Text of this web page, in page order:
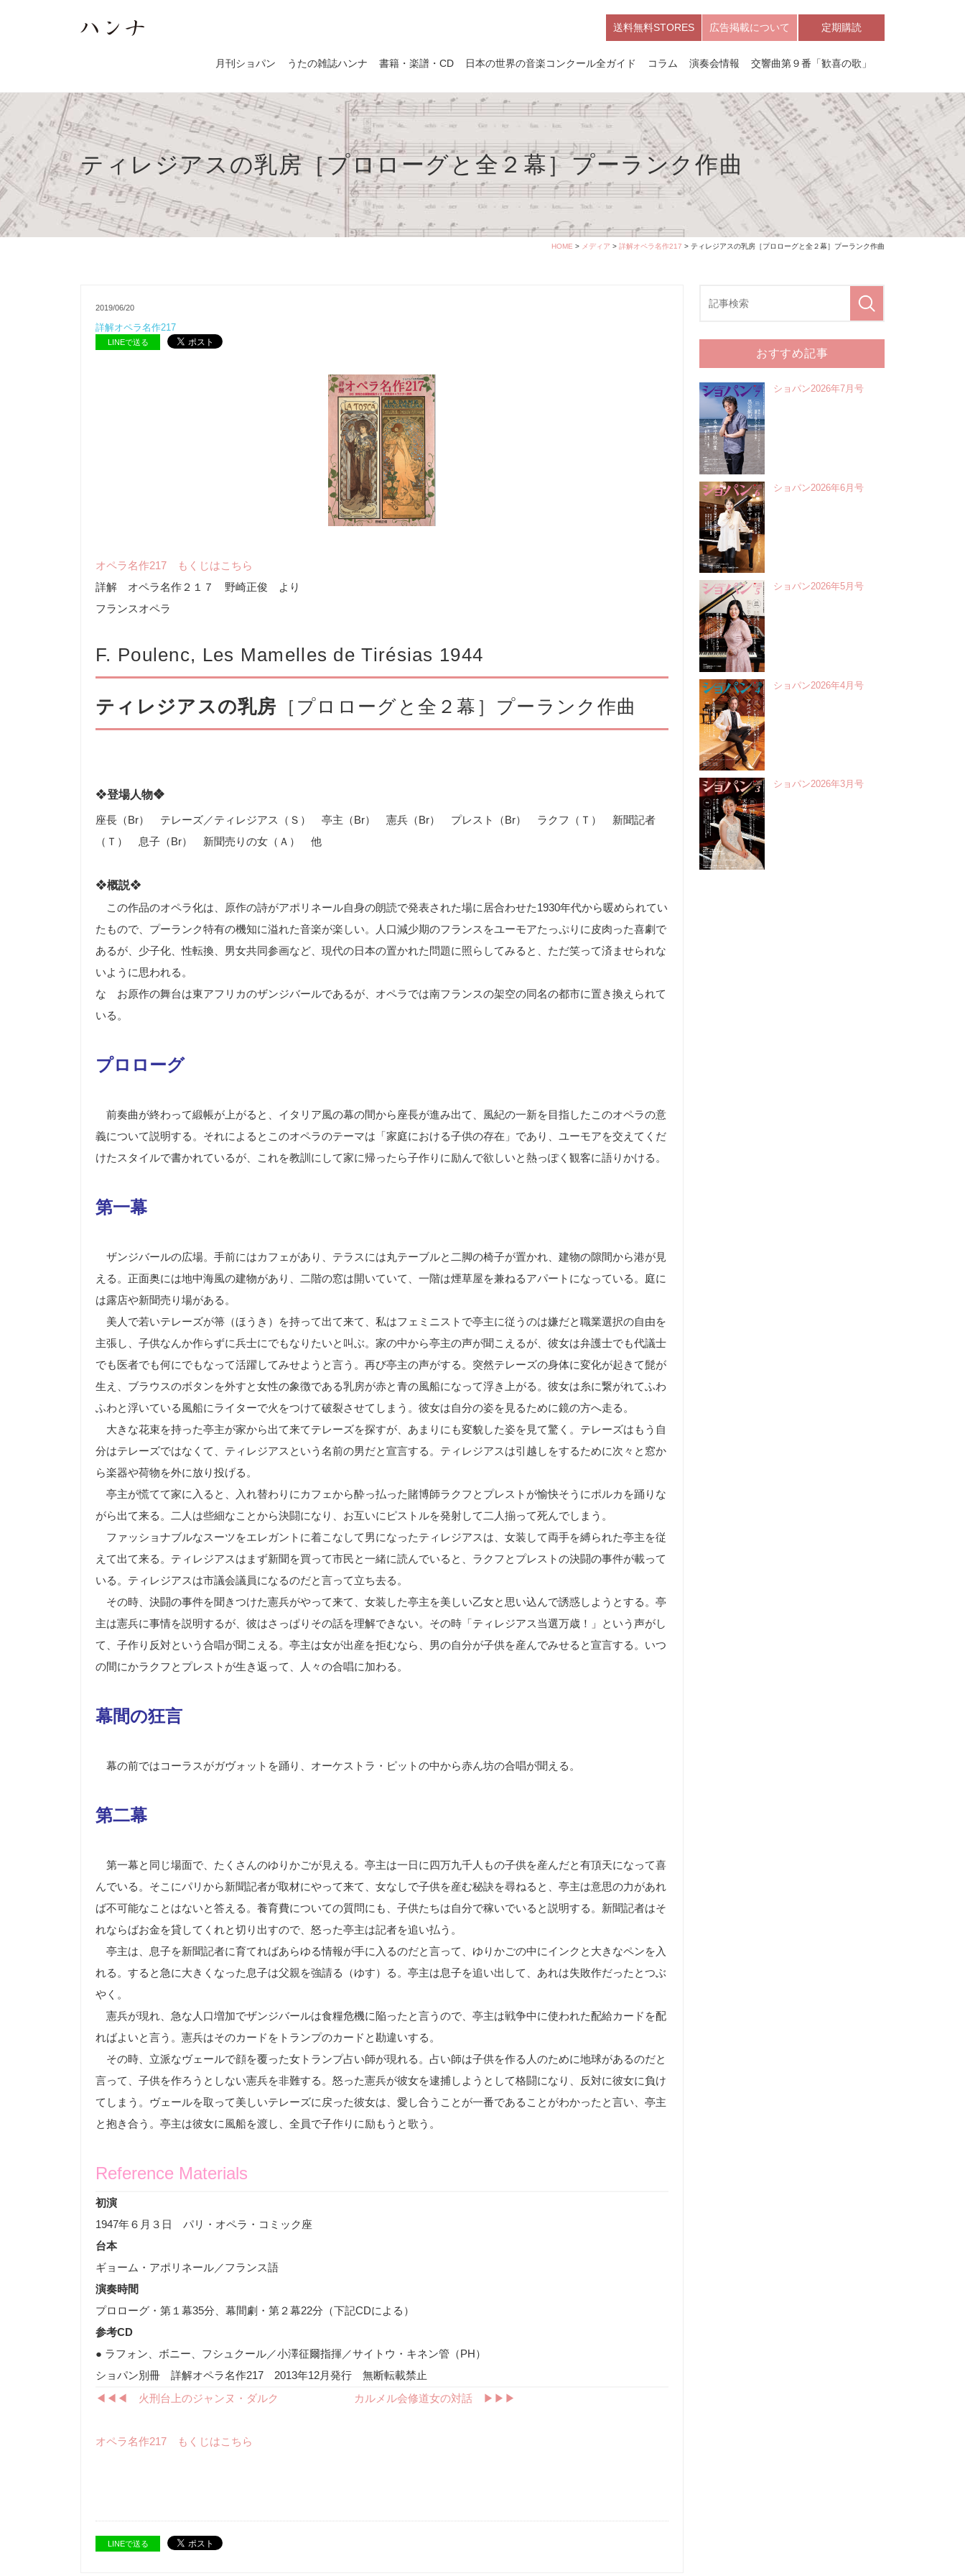
送料無料STORES 広告掲載について 定期購読
月刊ショパン うたの雑誌ハンナ 書籍・楽譜・CD 日本の世界の音楽コンクール全ガイド コラム 演奏会情報 交響曲第９番「歓喜の歌」
ティレジアスの乳房［プロローグと全２幕］プーランク作曲
HOME > メディア > 詳解オペラ名作217 > ティレジアスの乳房［プロローグと全２幕］プーランク作曲
2019/06/20
詳解オペラ名作217
LINEで送る
オペラ名作217 もくじはこちら
詳解 オペラ名作２１７ 野崎正俊 より
フランスオペラ
F. Poulenc, Les Mamelles de Tirésias 1944
ティレジアスの乳房 ［プロローグと全２幕］プーランク作曲
❖登場人物❖
座長（Br） テレーズ／ティレジアス（Ｓ） 亭主（Br） 憲兵（Br） プレスト（Br） ラクフ（Ｔ） 新聞記者
（Ｔ） 息子（Br） 新聞売りの女（Ａ） 他
❖概説❖
この作品のオペラ化は、原作の詩がアポリネール自身の朗読で発表された場に居合わせた1930年代から暖められてい
たもので、プーランク特有の機知に溢れた音楽が楽しい。人口減少期のフランスをユーモアたっぷりに皮肉った喜劇で
あるが、少子化、性転換、男女共同参画など、現代の日本の置かれた問題に照らしてみると、ただ笑って済ませられな
いように思われる。
な お原作の舞台は東アフリカのザンジバールであるが、オペラでは南フランスの架空の同名の都市に置き換えられて
いる。
プロローグ
前奏曲が終わって緞帳が上がると、イタリア風の幕の間から座長が進み出て、風紀の一新を目指したこのオペラの意
義について説明する。それによるとこのオペラのテーマは「家庭における子供の存在」であり、ユーモアを交えてくだ
けたスタイルで書かれているが、これを教訓にして家に帰ったら子作りに励んで欲しいと熱っぽく観客に語りかける。
第一幕
ザンジバールの広場。手前にはカフェがあり、テラスには丸テーブルと二脚の椅子が置かれ、建物の隙間から港が見
える。正面奥には地中海風の建物があり、二階の窓は開いていて、一階は煙草屋を兼ねるアパートになっている。庭に
は露店や新聞売り場がある。
美人で若いテレーズが箒（ほうき）を持って出て来て、私はフェミニストで亭主に従うのは嫌だと職業選択の自由を
主張し、子供なんか作らずに兵士にでもなりたいと叫ぶ。家の中から亭主の声が聞こえるが、彼女は弁護士でも代議士
でも医者でも何にでもなって活躍してみせようと言う。再び亭主の声がする。突然テレーズの身体に変化が起きて髭が
生え、ブラウスのボタンを外すと女性の象徴である乳房が赤と青の風船になって浮き上がる。彼女は糸に繋がれてふわ
ふわと浮いている風船にライターで火をつけて破裂させてしまう。彼女は自分の姿を見るために鏡の方へ走る。
大きな花束を持った亭主が家から出て来てテレーズを探すが、あまりにも変貌した姿を見て驚く。テレーズはもう自
分はテレーズではなくて、ティレジアスという名前の男だと宣言する。ティレジアスは引越しをするために次々と窓か
ら楽器や荷物を外に放り投げる。
亭主が慌てて家に入ると、入れ替わりにカフェから酔っ払った賭博師ラクフとプレストが愉快そうにポルカを踊りな
がら出て来る。二人は些細なことから決闘になり、お互いにピストルを発射して二人揃って死んでしまう。
ファッショナブルなスーツをエレガントに着こなして男になったティレジアスは、女装して両手を縛られた亭主を従
えて出て来る。ティレジアスはまず新聞を買って市民と一緒に読んでいると、ラクフとプレストの決闘の事件が載って
いる。ティレジアスは市議会議員になるのだと言って立ち去る。
その時、決闘の事件を聞きつけた憲兵がやって来て、女装した亭主を美しい乙女と思い込んで誘惑しようとする。亭
主は憲兵に事情を説明するが、彼はさっぱりその話を理解できない。その時「ティレジアス当選万歳！」という声がし
て、子作り反対という合唱が聞こえる。亭主は女が出産を拒むなら、男の自分が子供を産んでみせると宣言する。いつ
の間にかラクフとプレストが生き返って、人々の合唱に加わる。
幕間の狂言
幕の前ではコーラスがガヴォットを踊り、オーケストラ・ピットの中から赤ん坊の合唱が聞える。
第二幕
第一幕と同じ場面で、たくさんのゆりかごが見える。亭主は一日に四万九千人もの子供を産んだと有頂天になって喜
んでいる。そこにパリから新聞記者が取材にやって来て、女なしで子供を産む秘訣を尋ねると、亭主は意思の力があれ
ば不可能なことはないと答える。養育費についての質問にも、子供たちは自分で稼いでいると説明する。新聞記者はそ
れならばお金を貸してくれと切り出すので、怒った亭主は記者を追い払う。
亭主は、息子を新聞記者に育てればあらゆる情報が手に入るのだと言って、ゆりかごの中にインクと大きなペンを入
れる。すると急に大きくなった息子は父親を強請る（ゆす）る。亭主は息子を追い出して、あれは失敗作だったとつぶ
やく。
憲兵が現れ、急な人口増加でザンジバールは食糧危機に陥ったと言うので、亭主は戦争中に使われた配給カードを配
ればよいと言う。憲兵はそのカードをトランプのカードと勘違いする。
その時、立派なヴェールで顔を覆った女トランプ占い師が現れる。占い師は子供を作る人のために地球があるのだと
言って、子供を作ろうとしない憲兵を非難する。怒った憲兵が彼女を逮捕しようとして格闘になり、反対に彼女に負け
てしまう。ヴェールを取って美しいテレーズに戻った彼女は、愛し合うことが一番であることがわかったと言い、亭主
と抱き合う。亭主は彼女に風船を渡し、全員で子作りに励もうと歌う。
Reference Materials
初演
1947年６月３日 パリ・オペラ・コミック座
台本
ギョーム・アポリネール／フランス語
演奏時間
プロローグ・第１幕35分、幕間劇・第２幕22分（下記CDによる）
参考CD
● ラフォン、ボニー、フシュクール／小澤征爾指揮／サイトウ・キネン管（PH）
ショパン別冊 詳解オペラ名作217 2013年12月発行 無断転載禁止
◀︎◀︎◀︎ 火刑台上のジャンヌ・ダルク
カルメル会修道女の対話 ▶︎▶︎▶︎
オペラ名作217 もくじはこちら
LINEで送る
おすすめ記事
ショパン2026年7月号
ショパン2026年6月号
ショパン2026年5月号
ショパン2026年4月号
ショパン2026年3月号